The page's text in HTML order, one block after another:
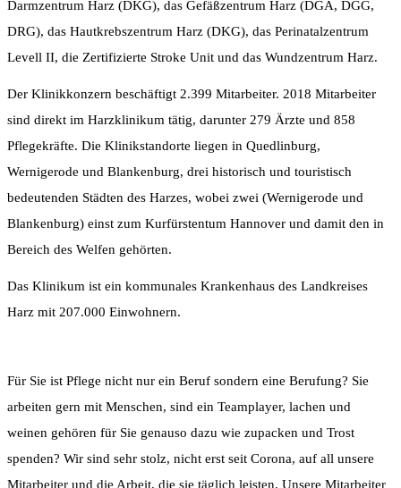
Darmzentrum Harz (DKG), das Gefäßzentrum Harz (DGA, DGG,
DRG), das Hautkrebszentrum Harz (DKG), das Perinatalzentrum
Levell II, die Zertifizierte Stroke Unit und das Wundzentrum Harz.
Der Klinikkonzern beschäftigt 2.399 Mitarbeiter. 2018 Mitarbeiter
sind direkt im Harzklinikum tätig, darunter 279 Ärzte und 858
Pflegekräfte. Die Klinikstandorte liegen in Quedlinburg,
Wernigerode und Blankenburg, drei historisch und touristisch
bedeutenden Städten des Harzes, wobei zwei (Wernigerode und
Blankenburg) einst zum Kurfürstentum Hannover und damit den in
Bereich des Welfen gehörten.
Das Klinikum ist ein kommunales Krankenhaus des Landkreises
Harz mit 207.000 Einwohnern.
Für Sie ist Pflege nicht nur ein Beruf sondern eine Berufung? Sie
arbeiten gern mit Menschen, sind ein Teamplayer, lachen und
weinen gehören für Sie genauso dazu wie zupacken und Trost
spenden? Wir sind sehr stolz, nicht erst seit Corona, auf all unsere
Mitarbeiter und die Arbeit, die sie täglich leisten. Unsere Mitarbeiter